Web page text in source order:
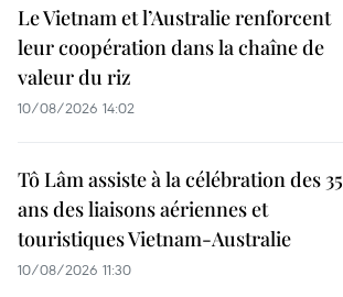
Le Vietnam et l’Australie renforcent
leur coopération dans la chaîne de
valeur du riz
10/08/2026 14:02
Tô Lâm assiste à la célébration des 35
ans des liaisons aériennes et
touristiques Vietnam-Australie
10/08/2026 11:30